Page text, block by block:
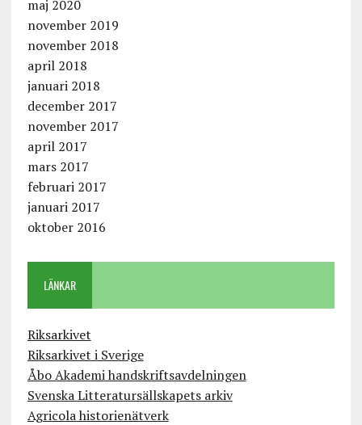
maj 2020
november 2019
november 2018
april 2018
januari 2018
december 2017
november 2017
april 2017
mars 2017
februari 2017
januari 2017
oktober 2016
LÄNKAR
Riksarkivet
Riksarkivet i Sverige
Åbo Akademi handskriftsavdelningen
Svenska Litteratursällskapets arkiv
Agricola historienätverk